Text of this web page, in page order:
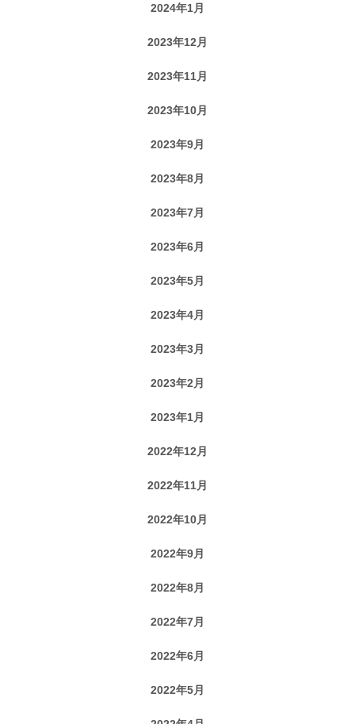
2024年1月
2023年12月
2023年11月
2023年10月
2023年9月
2023年8月
2023年7月
2023年6月
2023年5月
2023年4月
2023年3月
2023年2月
2023年1月
2022年12月
2022年11月
2022年10月
2022年9月
2022年8月
2022年7月
2022年6月
2022年5月